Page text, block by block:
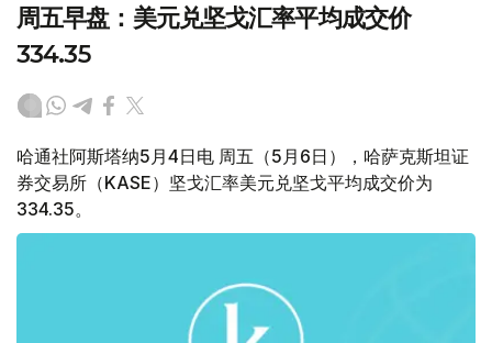
周五早盘：美元兑坚戈汇率平均成交价
334.35
哈通社阿斯塔纳5月4日电 周五（5月6日），哈萨克斯坦证
券交易所（KASE）坚戈汇率美元兑坚戈平均成交价为
334.35。